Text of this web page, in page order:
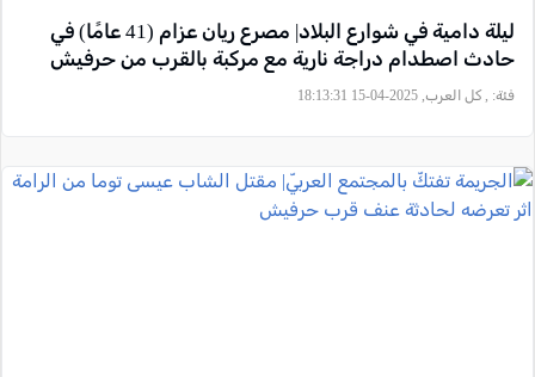
ليلة دامية في شوارع البلاد| مصرع ريان عزام (41 عامًا) في
حادث اصطدام دراجة نارية مع مركبة بالقرب من حرفيش
فئة: , كل العرب, 2025-04-15 18:13:31